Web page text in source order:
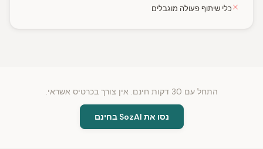
כלי שיתוף פעולה מוגבלים
התחל עם 30 דקות חינם. אין צורך בכרטיס אשראי.
נסו את SozAI בחינם